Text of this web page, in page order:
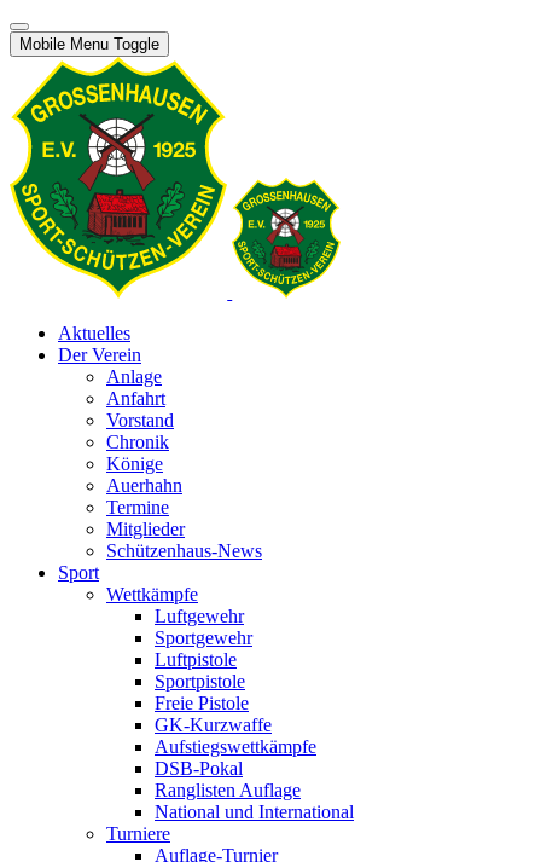
Mobile Menu Toggle
Aktuelles
Der Verein
Anlage
Anfahrt
Vorstand
Chronik
Könige
Auerhahn
Termine
Mitglieder
Schützenhaus-News
Sport
Wettkämpfe
Luftgewehr
Sportgewehr
Luftpistole
Sportpistole
Freie Pistole
GK-Kurzwaffe
Aufstiegswettkämpfe
DSB-Pokal
Ranglisten Auflage
National und International
Turniere
Auflage-Turnier